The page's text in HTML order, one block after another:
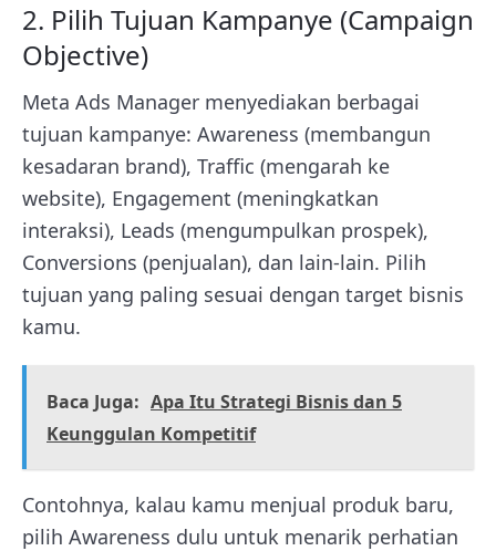
2. Pilih Tujuan Kampanye (Campaign
Objective)
Meta Ads Manager menyediakan berbagai
tujuan kampanye: Awareness (membangun
kesadaran brand), Traffic (mengarah ke
website), Engagement (meningkatkan
interaksi), Leads (mengumpulkan prospek),
Conversions (penjualan), dan lain-lain. Pilih
tujuan yang paling sesuai dengan target bisnis
kamu.
Baca Juga: Apa Itu Strategi Bisnis dan 5
Keunggulan Kompetitif
Contohnya, kalau kamu menjual produk baru,
pilih Awareness dulu untuk menarik perhatian